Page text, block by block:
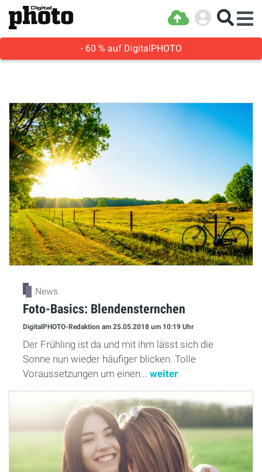
- 60 % auf DigitalPHOTO
News
Foto-Basics: Blendensternchen
DigitalPHOTO-Redaktion am 25.05.2018 um 10:19 Uhr
Der Frühling ist da und mit ihm lässt sich die
Sonne nun wieder häufiger blicken. Tolle
Voraussetzungen um einen... weiter